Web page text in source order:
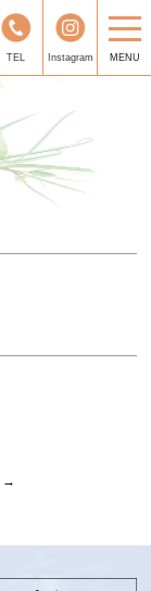
TEL Instagram MENU
→